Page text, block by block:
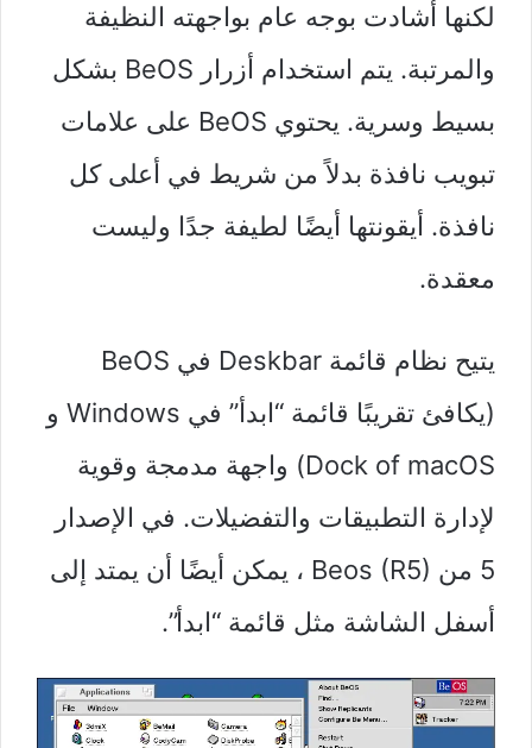
لكنها أشادت بوجه عام بواجهته النظيفة
والمرتبة. يتم استخدام أزرار BeOS بشكل
بسيط وسرية. يحتوي BeOS على علامات
تبويب نافذة بدلاً من شريط في أعلى كل
نافذة. أيقونتها أيضًا لطيفة جدًا وليست
معقدة.
يتيح نظام قائمة Deskbar في BeOS
(يكافئ تقريبًا قائمة “ابدأ” في Windows و
Dock of macOS) واجهة مدمجة وقوية
لإدارة التطبيقات والتفضيلات. في الإصدار
5 من Beos (R5) ، يمكن أيضًا أن يمتد إلى
أسفل الشاشة مثل قائمة “ابدأ”.